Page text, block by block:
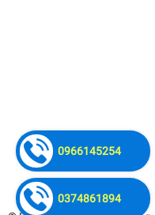
0374861894
0966145254
Máy Cưa
1.700.000₫
undefined